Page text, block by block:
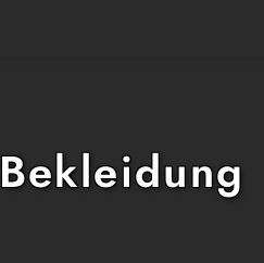
Bekleidung